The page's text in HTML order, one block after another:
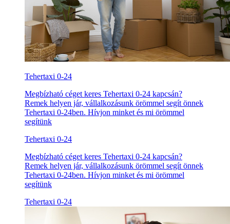
Tehertaxi 0-24
Megbízható céget keres Tehertaxi 0-24 kapcsán?
Remek helyen jár, vállalkozásunk örömmel segít önnek
Tehertaxi 0-24ben. Hívjon minket és mi örömmel
segítünk
Tehertaxi 0-24
Megbízható céget keres Tehertaxi 0-24 kapcsán?
Remek helyen jár, vállalkozásunk örömmel segít önnek
Tehertaxi 0-24ben. Hívjon minket és mi örömmel
segítünk
Tehertaxi 0-24